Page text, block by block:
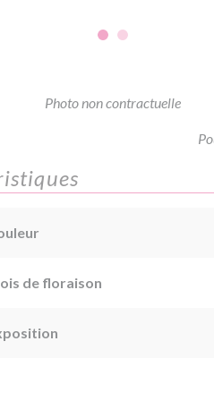
Photo non contractuelle
de floraison